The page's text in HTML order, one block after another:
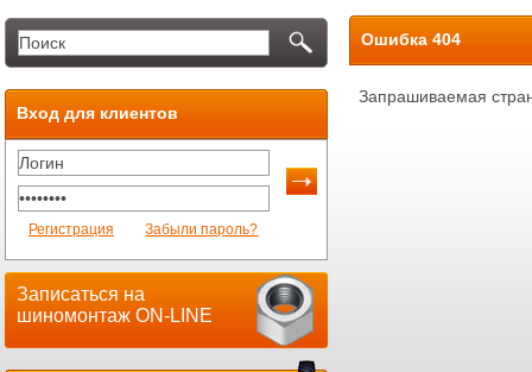
Вход для клиентов
Регистрация Забыли пароль?
Записаться на
шиномонтаж ON-LINE
Ошибка 404
Запрашиваемая